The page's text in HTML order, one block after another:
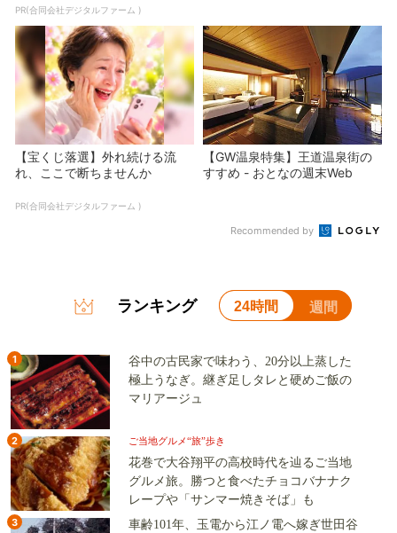
PR(合同会社デジタルファーム )
【宝くじ落選】外れ続ける流
れ、ここで断ちませんか
PR(合同会社デジタルファーム )
【GW温泉特集】王道温泉街の
すすめ - おとなの週末Web
Recommended by
ランキング 24時間 週間
1
谷中の古民家で味わう、20分以上蒸した
極上うなぎ。継ぎ足しタレと硬めご飯の
マリアージュ
2 ご当地グルメ“旅”歩き
花巻で大谷翔平の高校時代を辿るご当地
グルメ旅。勝つと食べたチョコバナナク
レープや「サンマー焼きそば」も
3
車齢101年、玉電から江ノ電へ嫁ぎ世田谷